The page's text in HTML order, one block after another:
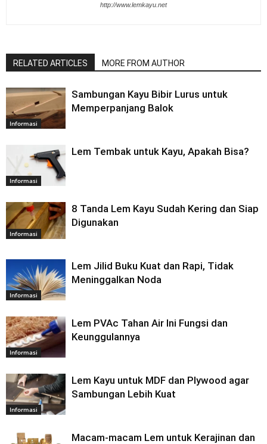
http://www.lemkayu.net
RELATED ARTICLES MORE FROM AUTHOR
Informasi
Sambungan Kayu Bibir Lurus untuk
Memperpanjang Balok
Informasi
Lem Tembak untuk Kayu, Apakah Bisa?
Informasi
8 Tanda Lem Kayu Sudah Kering dan Siap
Digunakan
Informasi
Lem Jilid Buku Kuat dan Rapi, Tidak
Meninggalkan Noda
Informasi
Lem PVAc Tahan Air Ini Fungsi dan
Keunggulannya
Informasi
Lem Kayu untuk MDF dan Plywood agar
Sambungan Lebih Kuat
Macam-macam Lem untuk Kerajinan dan